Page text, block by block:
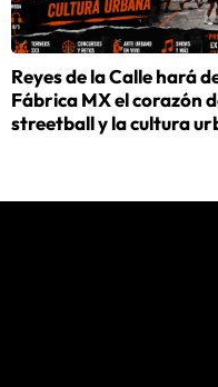
Reyes de la Calle hará
Fábrica MX el corazón
streetball y la cultura